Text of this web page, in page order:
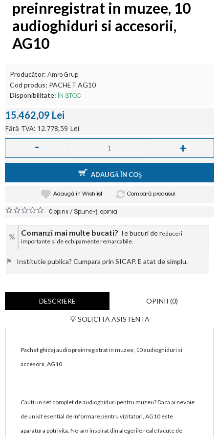
preinregistrat in muzee, 10
audioghiduri si accesorii,
AG10
Producător: Amro Grup
Cod produs: PACHET AG10
Disponibilitate:
ÎN STOC
15.462,09 Lei
Fără TVA: 12.778,59 Lei
- +
ADAUGĂ ÎN COŞ
Adaugă in Wishlist Compară produsul
0 opinii /Spune-ţi opinia
% Comanzi mai multe bucati? Te bucuri de reduceri
importante si de echipamente remarcabile.
⚑ Institutie publica? Cumpara prin SICAP. E atat de simplu.
DESCRIERE OPINII (0)
💡 SOLICITA ASISTENTA
Pachet ghidaj audio preinregistrat in muzee, 10 audioghiduri si
accesorii, AG10
Cauti un set complet de audioghiduri pentru muzeu? Daca ai nevoie
de un kit esential de informare pentru vizitatori, AG10 este
aparatura potrivita. Ne-am inspirat din alegerile reale facute de